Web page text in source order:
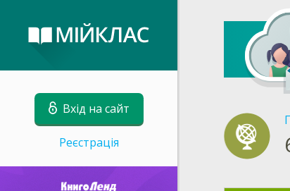
Вхід на сайт
Реєстрація